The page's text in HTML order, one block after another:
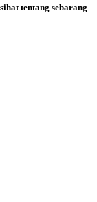
tentang sebarang